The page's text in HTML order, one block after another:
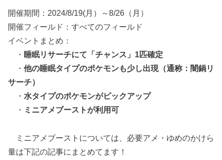
開催期間：2024/8/19(月）～8/26（月）
開催フィールド：すべてのフィールド
イベントまとめ：
・ 睡眠リサーチにて「チャンス」1匹確定
・ 他の睡眠タイプのポケモンも少し出現（通称：闇鍋リ
サーチ）
・ 水タイプのポケモンがピックアップ
・ ミニアメブーストが利用可
ミニアメブーストについては、必要アメ・ゆめのかけら
量は下記の記事にまとめてます！